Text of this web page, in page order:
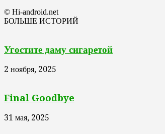
© Hi-android.net
БОЛЬШЕ ИСТОРИЙ
Угостите даму сигаретой
2 ноября, 2025
Final Goodbye
31 мая, 2025